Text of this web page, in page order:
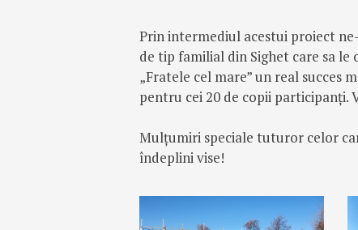
Prin intermediul acestui proiect
de tip familial din Sighet care sa
„Fratele cel mare” un real succes
pentru cei 20 de copii participanți.
Mulțumiri speciale tuturor celor
îndeplini vise!